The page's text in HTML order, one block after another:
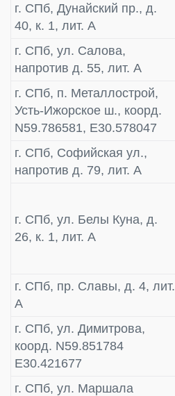
г. СПб, Дунайский пр., д.
40, к. 1, лит. А
г. СПб, ул. Салова,
напротив д. 55, лит. А
г. СПб, п. Металлострой,
Усть-Ижорское ш., коорд.
N59.786581, E30.578047
г. СПб, Софийская ул.,
напротив д. 79, лит. А
г. СПб, ул. Белы Куна, д.
26, к. 1, лит. А
г. СПб, пр. Славы, д. 4, лит.
А
г. СПб, ул. Димитрова,
коорд. N59.851784
E30.421677
г. СПб, ул. Маршала